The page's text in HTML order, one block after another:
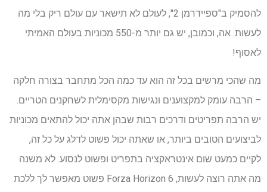
להסמיק ב"ספיידרמן 2", לעולם לא תישאר עם עולם ריק בלי מה
לעשות. אה, וכמובן, יש גם יותר מ-550 מכוניות בעולם האמיתי
לאסוף!
מה שהכי מרשים בכל זה הוא עד כמה הכל מתחבר בצורה חלקה
– הרבה עומק למקצוענים ונגישות מקסימלית לשחקנים הטריים.
יש הרבה תפריטים ודרכים רבות שבהן אתה יכול להתאים מכוניות
לביצועים הטובים ביותר, או שאתה יכול פשוט לדלג על כל זה,
לקיים כמעט שום אינטראקציה בתפריט ופשוט לנסוע. לא משנה
מה אתה רוצה לעשות, Forza Horizon 6 פשוט מאפשר לך ללכת